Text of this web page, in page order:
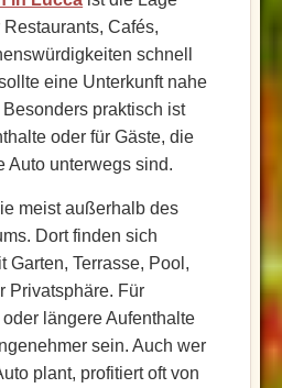
Cafés,
schnell
eine Unterkunft nahe
praktisch ist
oder für Gäste, die
Auto unterwegs sind.
meist außerhalb des
Dort finden sich
Garten, Terrasse, Pool,
Privatsphäre. Für
längere Aufenthalte
sein. Auch wer
plant, profitiert oft von